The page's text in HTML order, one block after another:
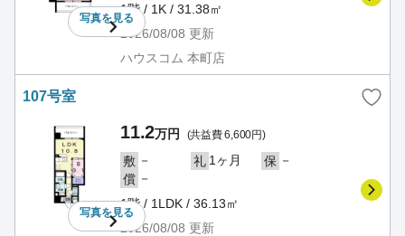
写真を見る
1階 / 1K / 31.38㎡
2026/08/08 更新
ハウスコム 本町店
107号室
写真を見る
11.2万円 (共益費 6,600円)
敷 － 礼 1ヶ月 保 －
償 －
1階 / 1LDK / 36.13㎡
2026/08/08 更新